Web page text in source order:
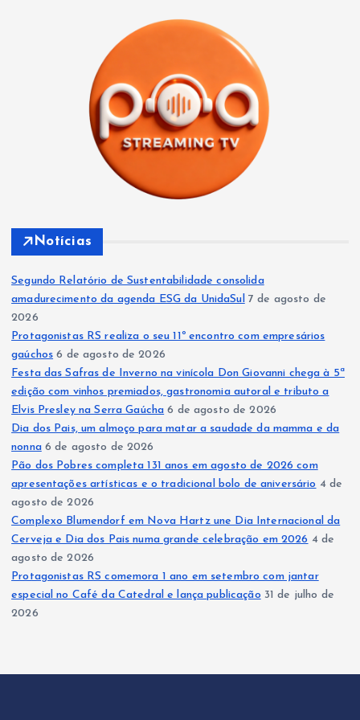
Notícias
Segundo Relatório de Sustentabilidade consolida
amadurecimento da agenda ESG da UnidaSul 7 de agosto de
2026
Protagonistas RS realiza o seu 11º encontro com empresários
gaúchos 6 de agosto de 2026
Festa das Safras de Inverno na vinícola Don Giovanni chega à 5ª
edição com vinhos premiados, gastronomia autoral e tributo a
Elvis Presley na Serra Gaúcha 6 de agosto de 2026
Dia dos Pais, um almoço para matar a saudade da mamma e da
nonna 6 de agosto de 2026
Pão dos Pobres completa 131 anos em agosto de 2026 com
apresentações artísticas e o tradicional bolo de aniversário 4 de
agosto de 2026
Complexo Blumendorf em Nova Hartz une Dia Internacional da
Cerveja e Dia dos Pais numa grande celebração em 2026 4 de
agosto de 2026
Protagonistas RS comemora 1 ano em setembro com jantar
especial no Café da Catedral e lança publicação 31 de julho de
2026